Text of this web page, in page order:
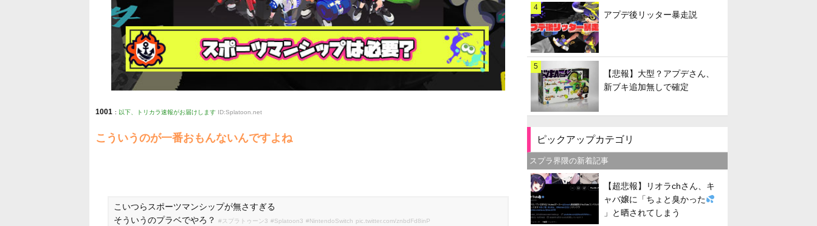
1001 : 以下、トリカラ速報がお届けします ID:Splatoon.net
こういうのが一番おもんないんですよね
こいつらスポーツマンシップが無さすぎる
そういうのプラベでやろ？
#スプラトゥーン3 #Splatoon3 #NintendoSwitch pic.twitter.com/znbdFd8inP
4
アプデ後リッター暴走説
5
【悲報】大型？アプデさん、
新ブキ追加無しで確定
ピックアップカテゴリ
スプラ界隈の新着記事
【超悲報】リオラchさん、キ
ャバ嬢に「ちょと臭かった
」と晒されてしまう